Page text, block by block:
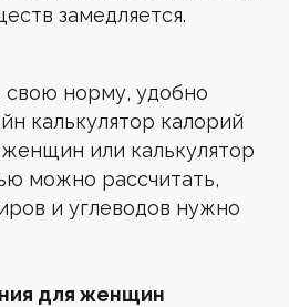
замедляется.
норму, удобно
калькулятор калорий
женщин или калькулятор
можно рассчитать,
и углеводов нужно
для женщин